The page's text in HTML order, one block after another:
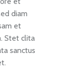
diam
et
Stet clita
sanctus